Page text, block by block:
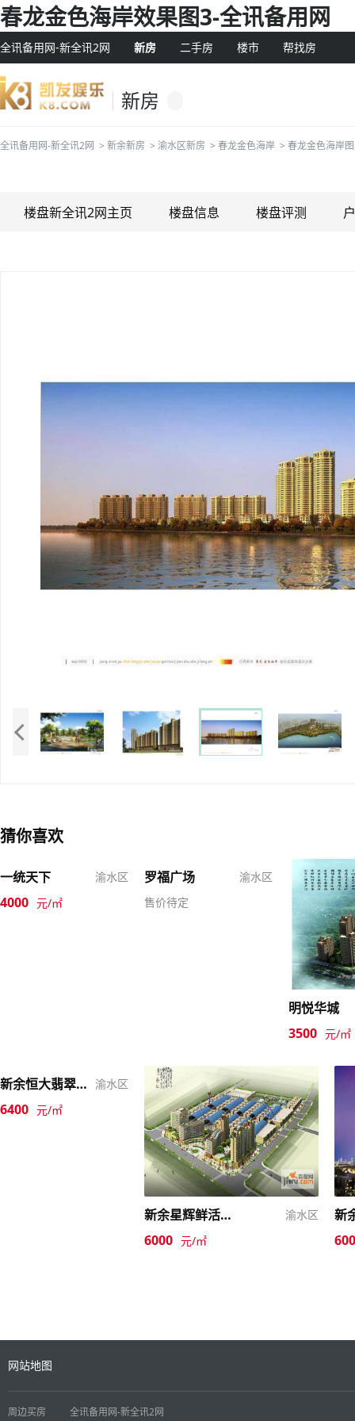
春龙金色海岸效果图3-全讯备用网
全讯备用网-新全讯2网 新房 二手房 楼市 帮找房
新房
全讯备用网-新全讯2网 > 新余新房 > 渝水区新房 > 春龙金色海岸 > 春龙金色海岸
楼盘新全讯2网主页 楼盘信息 楼盘评测
猜你喜欢
一统天下 渝水区
4000 元/㎡
罗福广场
渝水区
售价待定
明悦华城
3500 元/㎡
新余恒大翡翠华庭 渝水区
6400 元/㎡
新余星辉鲜活农产品批发市场 渝水区
6000 元/㎡
新
网站地图
周边买房 全讯备用网-新全讯2网